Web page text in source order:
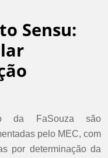
Sensu:
da FaSouza são
pelo MEC, com
por determinação da